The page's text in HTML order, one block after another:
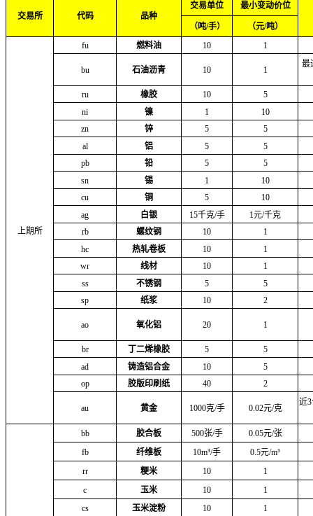
交易所 代码 品种
交易单位 最小变动价位
（吨/手） （元/吨）
上期所
fu 燃料油 10 1
bu 石油沥青 10 1
最
ru 橡胶 10
5
ni
镍 1
10
zn
锌 5
5
al
铝 5
5
pb
铅 5
5
sn
锡 1
10
cu
铜 5
10
ag
白银 15千克/手
1元/千克
rb
螺纹钢 10
1
hc
热轧卷板 10
1
wr
线材 10
1
ss
不锈钢 5
5
sp
纸浆 10 2
ao 氧化铝 20 1
br 丁二烯橡胶 5
5
ad
铸造铝合金 10
5
op
胶版印刷纸 40 2
au 黄金 1000克/手 0.02元/克
近
bb 胶合板 500张/手
0.05元/张
fb
纤维板 10m³/手
0.5元/m³
rr
粳米 10
1
c
玉米 10
1
cs
玉米淀粉 10
1